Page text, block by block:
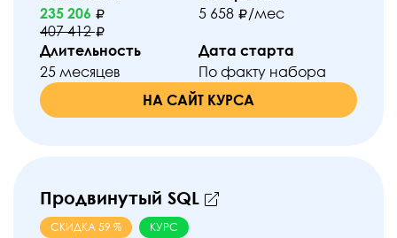
Тип обучения
Курс Профессия
235 206
407 412
5 658
/мес
Длительность
25 месяцев
Дата старта
По факту набора
НА САЙТ КУРСА
Продвинутый SQL
СКИДКА 59 % КУРС